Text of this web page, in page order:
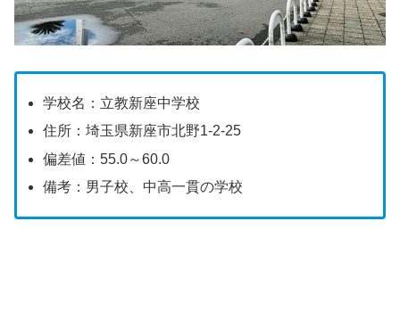
学校名：立教新座中学校
住所：埼玉県新座市北野1-2-25
偏差値：55.0～60.0
備考：男子校、中高一貫の学校